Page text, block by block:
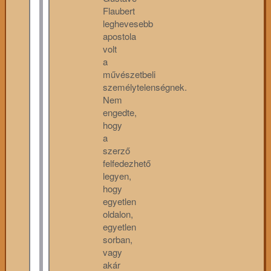
Flaubert
leghevesebb
apostola
volt
a
művészetbeli
személytelenségnek.
Nem
engedte,
hogy
a
szerző
felfedezhető
legyen,
hogy
egyetlen
oldalon,
egyetlen
sorban,
vagy
akár